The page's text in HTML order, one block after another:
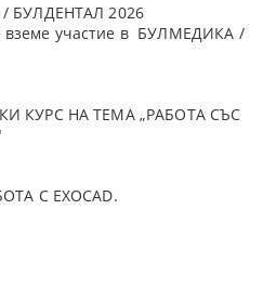
БУЛДЕНТАЛ 2026
участие в БУЛМЕДИКА /
КУРС НА ТЕМА „РАБОТА СЪС
С ЕXOCAD.